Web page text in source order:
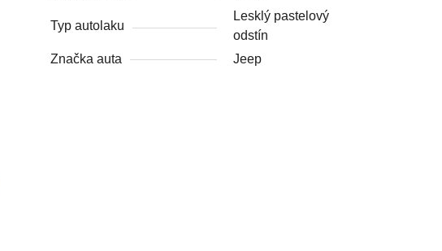
Typ autolaku
Lesklý pastelový
odstín
Značka auta
Jeep